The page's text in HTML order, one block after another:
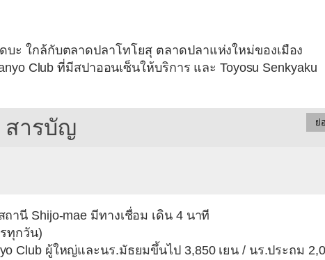
บะ ใกล้กับตลาดปลาโทโยสุ ตลาดปลาแห่งใหม่ของเมือง
Club ที่มีสปาออนเซ็นให้บริการ และ Toyosu Senkyaku
สารบัญ ย่อ
านี Shijo-mae มีทางเชื่อม เดิน 4 นาที
ทุกวัน)
Club ผู้ใหญ่และนร.มัธยมขึ้นไป 3,850 เยน / นร.ประถม